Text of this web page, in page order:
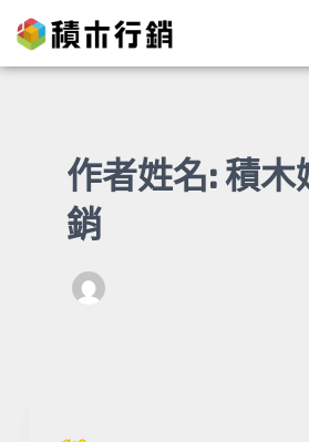
至
主
作者姓名: 積木
銷
文
章
分